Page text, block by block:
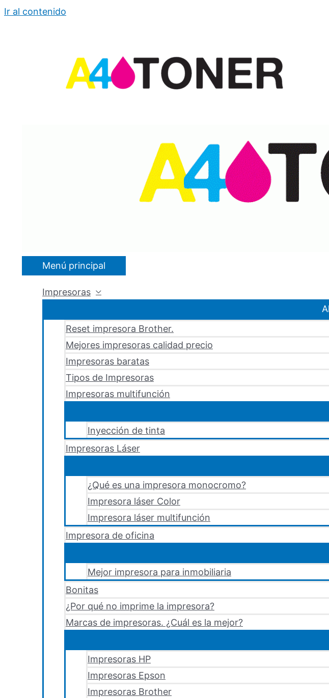
Ir al contenido
Menú principal
Impresoras
Reset impresora Brother.
Mejores impresoras calidad precio
Impresoras baratas
Tipos de Impresoras
Impresoras multifunción
Inyección de tinta
Impresoras Láser
¿Qué es una impresora monocromo?
Impresora láser Color
Impresora láser multifunción
Impresora de oficina
Mejor impresora para inmobiliaria
Bonitas
¿Por qué no imprime la impresora?
Marcas de impresoras. ¿Cuál es la mejor?
Impresoras HP
Impresoras Epson
Impresoras Brother